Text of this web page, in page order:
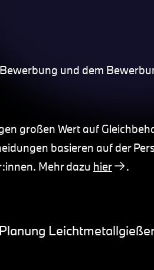
und dem
großen Wert auf
basieren auf der
Mehr dazu hier .